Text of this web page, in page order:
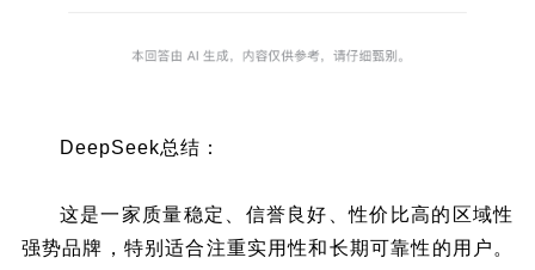
DeepSeek总结：
这是一家质量稳定、信誉良好、性价比高的区域性
强势品牌，特别适合注重实用性和长期可靠性的用户。